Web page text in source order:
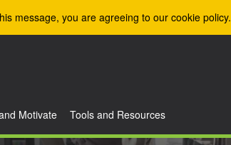
message, you are agreeing to our cookie policy.
Motivate Tools and Resources